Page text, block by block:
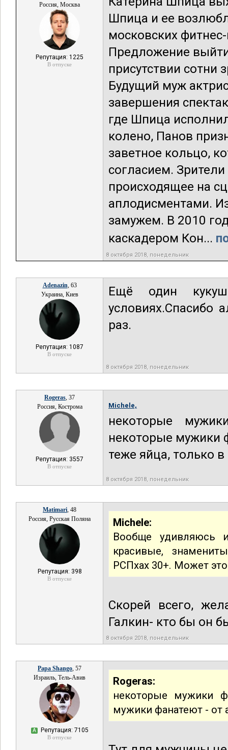
Россия, Москва
Репутация: 1225
В отпуске
Шпица и ее
московских
Предложение
присутствии сотни
Будущий муж
завершения
где Шпица
колено, Панов
заветное кольцо,
согласием.
происходящее на
аплодисментами.
замужем. В 2010
каскадером Кон...
8 октября 2018, понедельник
Adenazin, 63
Украина, Киев
Репутация: 1087
В отпуске
Ещё один
условиях.Спасибо
раз.
8 октября 2018, понедельник
Rogeras, 37
Россия, Кострома
Репутация: 3557
В отпуске
Michele,
некоторые
некоторые мужики
теже яйца, только
8 октября 2018, понедельник
Matimari, 48
Россия, Русская Поляна
Репутация: 398
В отпуске
Michele:
Вообще удивляюсь
красивые,
РСПхах 30+. Может
Скорей всего,
Галкин- кто бы он
8 октября 2018, понедельник
Papa Shango, 57
Израиль, Тель-Авив
А Репутация: 7105
В отпуске
Rogeras:
некоторые мужики
мужики фанатеют - от